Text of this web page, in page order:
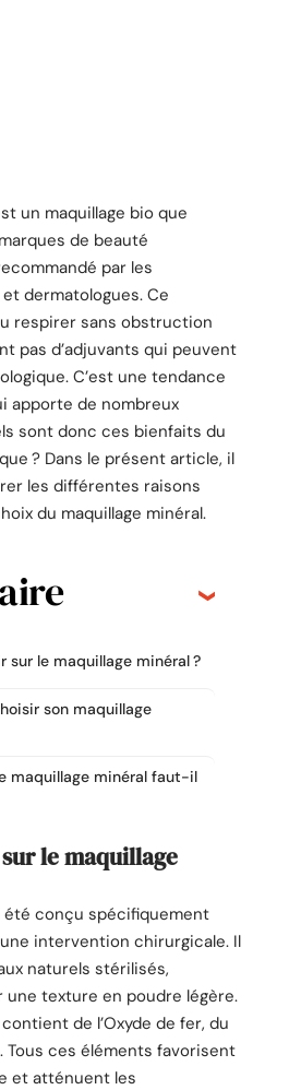
un maquillage bio que
de beauté
par les
dermatologues. Ce
respirer sans obstruction
pas d’adjuvants qui peuvent
C’est une tendance
apporte de nombreux
sont donc ces bienfaits du
? Dans le présent article, il
les différentes raisons
du maquillage minéral.
sur le maquillage minéral ?
son maquillage
maquillage minéral faut-il
le maquillage
été conçu spécifiquement
intervention chirurgicale. Il
naturels stérilisés,
texture en poudre légère.
de l’Oxyde de fer, du
Tous ces éléments favorisent
et atténuent les